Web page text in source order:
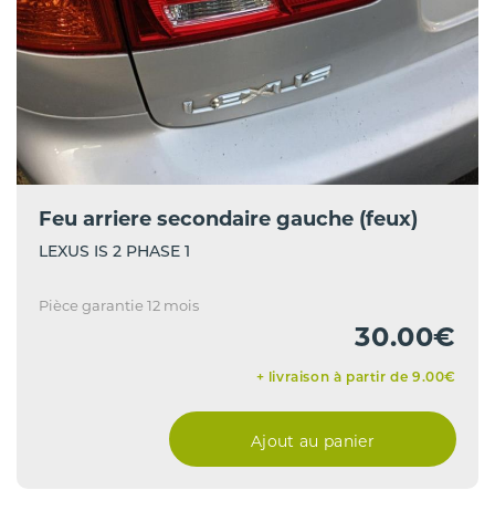
Feu arriere secondaire gauche (feux)
LEXUS IS 2 PHASE 1
Pièce garantie 12 mois
30.00€
+ livraison à partir de 9.00€
Ajout au panier